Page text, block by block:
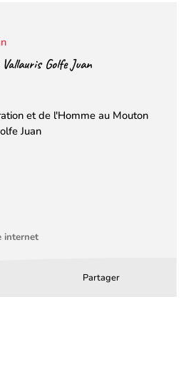
Golfe Juan
et de l'Homme au Mouton
Juan
internet
Partager